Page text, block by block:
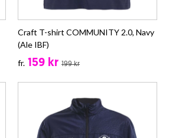
Craft T-shirt COMMUNITY 2.0, Navy
(Ale IBF)
fr. 159 kr 199 kr